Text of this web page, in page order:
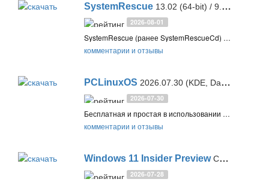
SystemRescue 13.02 (64-bit) / 9.03 (32-bit)
2026-08-01
SystemRescue (ранее SystemRescueCd) — загрузочный Linux-дистрибутив на базе Arch для восстановления и администрирования ПК и серверов. Подходит для Linux и Windows, позволяет работать с дисками и разделами, восстанавливать данные, выполнять резервное копирование и диагностику оборудования
комментарии и отзывы
PCLinuxOS 2026.07.30 (KDE, Darkstar, MATE, XFCE)
2026-07-30
Бесплатная и простая в использовании операционная система PCLinuxOS на ядре Linux, дополненная рабочими столами KDE, MATE и Xfce, а также имеющая активное интернет-сообщество, выпускающее различные сборки системы
комментарии и отзывы
Windows 11 Insider Preview Canary / Dev / Beta / Release Preview
2026-07-28